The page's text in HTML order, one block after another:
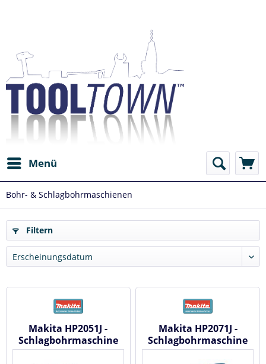
Menü
Bohr- & Schlagbohrmaschienen
Filtern
Makita HP2051J -
Schlagbohrmaschine
720 W
Makita HP2071J -
Schlagbohrmaschine
1010 W